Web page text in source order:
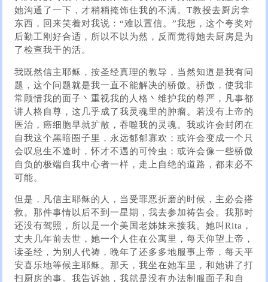
她沟通了一下，才稍稍掩饰住我的不满。T教授去厨房拿
东西，回来笑着对我说：“难以置信。”我想，这个夸奖对
后勤工刚好合适，所以不以为然，反而觉得她去厨房是为
了检查我干的活。
我既然信主耶稣，按圣经真理的教导，当然知道是我有问
题，这个问题就是我一直不能解决的骄傲。骄傲，使我非
常顾惜我的面子丶重视我的人格丶维护我的尊严，凡事都
讲人格自尊，这几乎成了我灵魂里的肿瘤。若没有上帝的
医治，癌细胞早就扩散，吞噬我的灵魂。我或许会封闭在
自我这个黑暗圈子里，永远郁郁寡欢；或许会变成一个只
会叹息生不逢时，怀才不遇的可怜虫；或许会像一些骄傲
自负的极端自我中心者一样，走上自绝的道路，都未必不
可能。
但是，凡信主耶稣的人，当受罪恶折磨的时候，主必会搭
救。那件事情以后不到一星期，我去参加祷告会。我那时
还没有驾照，所以是一个美国老姊妹来接我。她叫Rita，
丈夫几年前去世，她一个人住在公寓里，每天仰望上帝，
读圣经，为别人代祷，晚年了还多多地服事上帝，每天平
安喜乐地等候主耶稣。那天，我坐在她车里，和她讲了打
扫厨房的事。我告诉她，我就是没有办法制服面子和自